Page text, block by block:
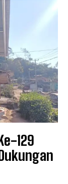
129